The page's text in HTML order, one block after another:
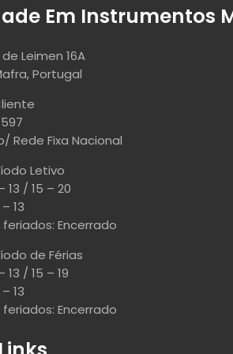
Em Instrumentos
Leimen 16A
Portugal
597
Rede Fixa Nacional
Letivo
13 / 15 – 20
13
Encerrado
de Férias
13 / 15 – 19
13
Encerrado